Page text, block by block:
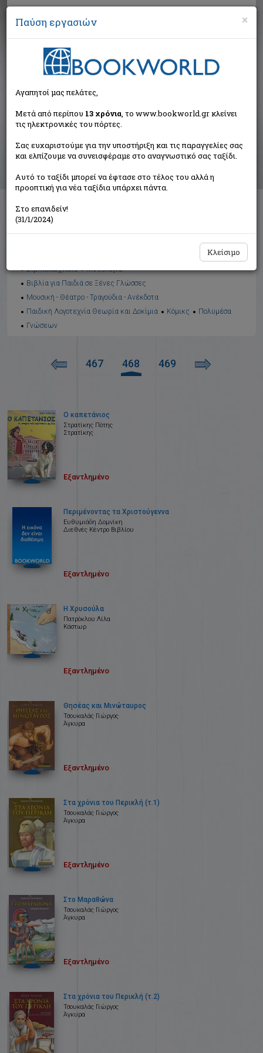
Αναζήτηση
Βιβλία στην κατηγορία
Παιδικά - Εφηβικά
Διαθέσιμες υποκατηγορίες
Εορταστικά - Επετειακά
Ημερολόγια - Λευκώματα
Βιβλιοπαιχνίδια
Μυθολογία
Βιβλία για Παιδιά σε Ξένες Γλώσσες
Μουσική - Θέατρο - Τραγούδια - Ανέκδοτα
Παιδική Λογοτεχνία Θεωρία και Δοκίμια
Κόμικς
Πολυμέσα
Γνώσεων
467 468 469
Ο καπετάνιος
Στρατίκης Πότης
Στρατίκης
Εξαντλημένο
Περιμένοντας τα Χριστούγεννα
Ευθυμιάδη Δομνίκη
Διεθνές Κέντρο Βιβλίου
Εξαντλημένο
Η Χρυσούλα
Πατρόκλου Λίλα
Κάστωρ
Εξαντλημένο
Θησέας και Μινώταυρος
Τσουκαλάς Γιώργος
Άγκυρα
Εξαντλημένο
Στα χρόνια του Περικλή (τ.1)
Τσουκαλάς Γιώργος
Άγκυρα
Εξαντλημένο
Στο Μαραθώνα
Τσουκαλάς Γιώργος
Άγκυρα
Εξαντλημένο
Στα χρόνια του Περικλή (τ.2)
Τσουκαλάς Γιώργος
Άγκυρα
×
Παύση εργασιών
Αγαπητοί μας πελάτες,
Μετά από περίπου 13 χρόνια, το www.bookworld.gr κλείνει
τις ηλεκτρονικές του πόρτες.
Σας ευχαριστούμε για την υποστήριξη και τις παραγγελίες σας
και ελπίζουμε να συνεισφέραμε στο αναγνωστικό σας ταξίδι.
Αυτό το ταξίδι μπορεί να έφτασε στο τέλος του αλλά η
προοπτική για νέα ταξίδια υπάρχει πάντα.
Στο επανιδείν!
(31/1/2024)
Κλείσιμο